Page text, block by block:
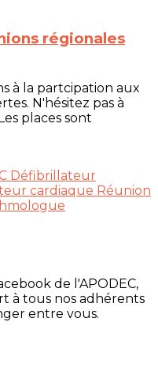
régionales
à la partcipation aux
N'hésitez pas à
places sont
Défibrillateur
cardiaque Réunion
de l'APODEC,
à tous nos adhérents
entre vous.